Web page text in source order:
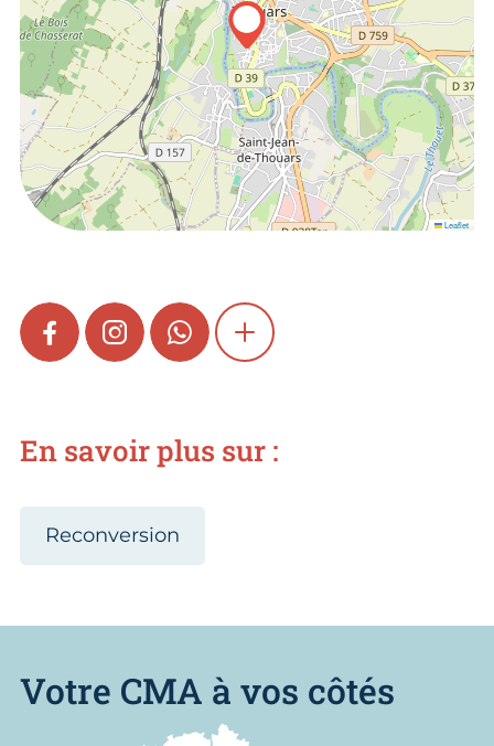
Leaflet
FACEBOOKINSTAGRAMWHATSAPPSHOW MORE
En savoir plus sur :
Reconversion
Votre CMA à vos côtés